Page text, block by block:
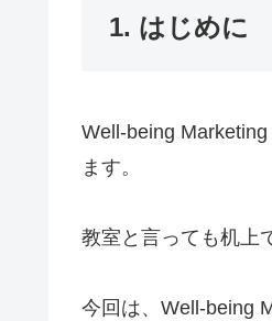
1. はじめに
Well-being
ます。
教室と言っても机上
今回は、Well-being